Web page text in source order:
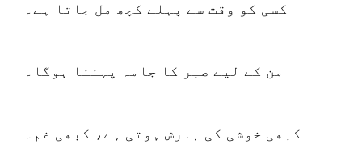
کسی کو وقت سے پہلے کچھ مل جاتا ہے۔
امن کے لیے صبر کا جامہ پہننا ہوگا۔
کبھی خوشی کی بارش ہوتی ہے، کبھی غم۔